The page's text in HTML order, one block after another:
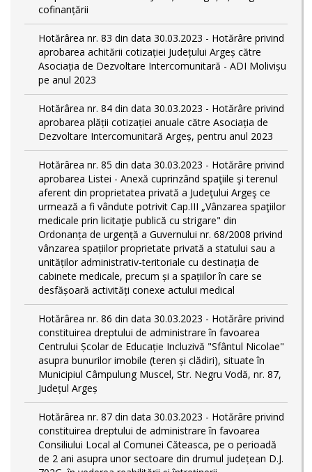
cofinanțării
Hotărârea nr. 83 din data 30.03.2023 - Hotărâre privind
aprobarea achitării cotizației Județului Argeș către
Asociația de Dezvoltare Intercomunitară - ADI Molivișu
pe anul 2023
Hotărârea nr. 84 din data 30.03.2023 - Hotărâre privind
aprobarea plății cotizației anuale către Asociația de
Dezvoltare Intercomunitară Argeș, pentru anul 2023
Hotărârea nr. 85 din data 30.03.2023 - Hotărâre privind
aprobarea Listei - Anexă cuprinzând spaţiile şi terenul
aferent din proprietatea privată a Judeţului Argeş ce
urmează a fi vândute potrivit Cap.III „Vânzarea spaţiilor
medicale prin licitaţie publică cu strigare" din
Ordonanța de urgență a Guvernului nr. 68/2008 privind
vânzarea spațiilor proprietate privată a statului sau a
unităților administrativ-teritoriale cu destinația de
cabinete medicale, precum și a spațiilor în care se
desfășoară activități conexe actului medical
Hotărârea nr. 86 din data 30.03.2023 - Hotărâre privind
constituirea dreptului de administrare în favoarea
Centrului Școlar de Educație Incluzivă "Sfântul Nicolae"
asupra bunurilor imobile (teren și clădiri), situate în
Municipiul Câmpulung Muscel, Str. Negru Vodă, nr. 87,
Județul Argeș
Hotărârea nr. 87 din data 30.03.2023 - Hotărâre privind
constituirea dreptului de administrare în favoarea
Consiliului Local al Comunei Căteasca, pe o perioadă
de 2 ani asupra unor sectoare din drumul județean D.J.